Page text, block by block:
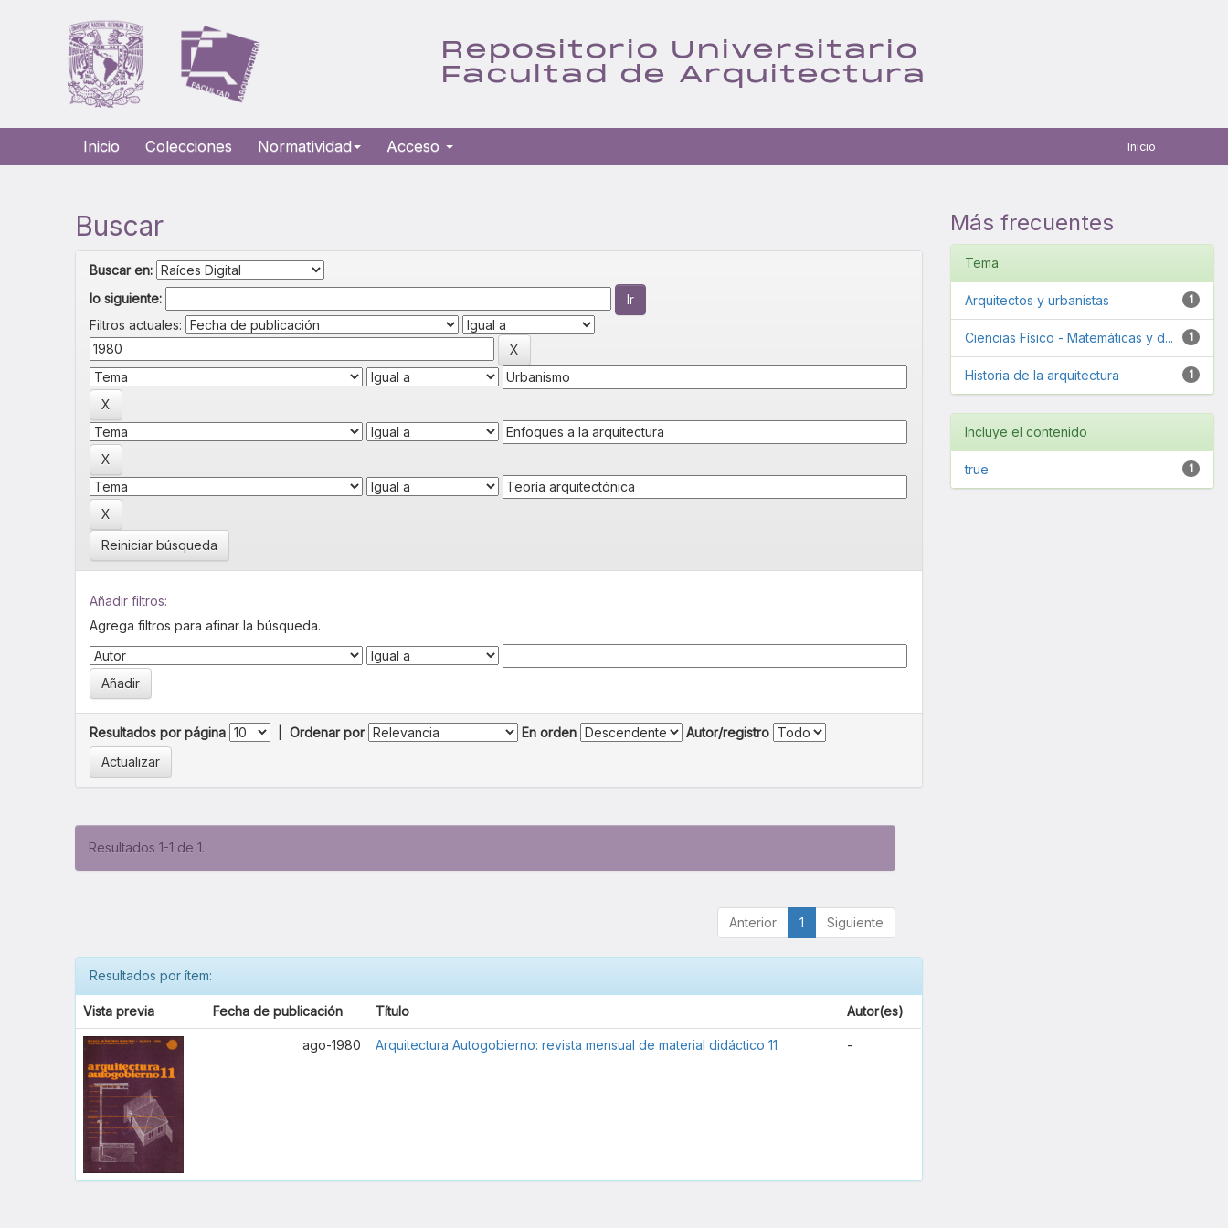
Repositorio Universitario
Facultad de Arquitectura
Inicio Colecciones Normatividad Acceso Inicio
Buscar
Buscar en:
lo siguiente:
Filtros actuales:
Reiniciar búsqueda
Añadir filtros:
Agrega filtros para afinar la búsqueda.
Resultados por página |Ordenar por En orden Autor/registro
Resultados 1-1 de 1.
Anterior 1 Siguiente
Resultados por ítem:
Vista previa Fecha de publicación Título Autor(es)
ago-1980 Arquitectura Autogobierno: revista mensual de material didáctico 11 -
Más frecuentes
Tema
1
Arquitectos y urbanistas
1
Ciencias Físico - Matemáticas y d...
1
Historia de la arquitectura
Incluye el contenido
1
true